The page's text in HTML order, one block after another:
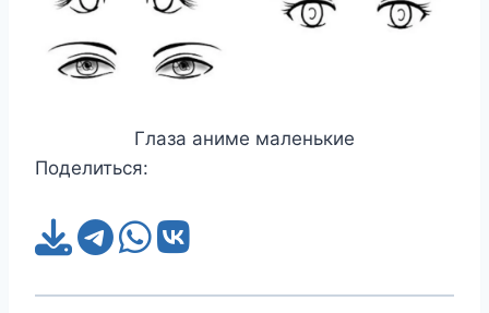
Глаза аниме маленькие
Поделиться: